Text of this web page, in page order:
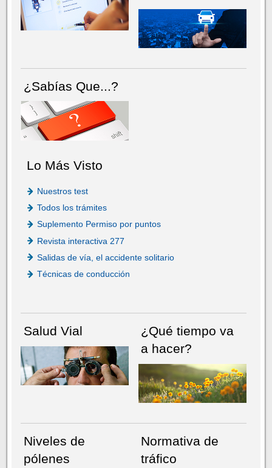
¿Sabías Que...?
Lo Más Visto
Nuestros test
Todos los trámites
Suplemento Permiso por puntos
Revista interactiva 277
Salidas de vía, el accidente solitario
Técnicas de conducción
Salud Vial
¿Qué tiempo va
a hacer?
Niveles de
pólenes
Normativa de
tráfico